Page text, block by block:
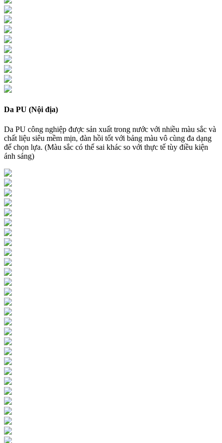
Da PU (Nội địa)
Da PU công nghiệp được sản xuất trong nước với nhiều màu sắc và
chất liệu siêu mềm mịn, đàn hồi tốt với bảng màu vô cùng đa dạng
để chọn lựa. (Màu sắc có thể sai khác so với thực tế tùy điều kiện
ánh sáng)